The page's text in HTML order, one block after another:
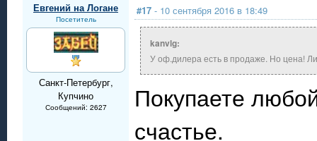
Евгений на Логане
Посетитель
Санкт-Петербург,
Купчино
Сообщений: 2627
#17 - 10 сентября 2016 в 18:49
kanvlg:
У оф.дилера есть в продаже. Но цена!
Покупаете
счастье.